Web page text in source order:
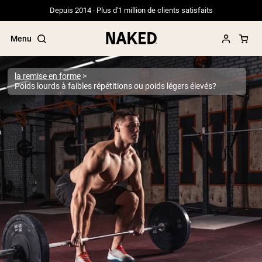
Depuis 2014 · Plus d'1 million de clients satisfaits
Menu
Termes de recherche populaires
”Protein Powder“
”Overnight Oats“
”Vegan protein“
”Collagen“
”Micellar Casein“
PROTÉINES EN POUDRE Meilleure Vente
Protéine de pois
Protéine de Whey en Poudre
Peptides de collagène
la remise en forme
Poids lourds à faibles répétitions ou poids légers élevés?